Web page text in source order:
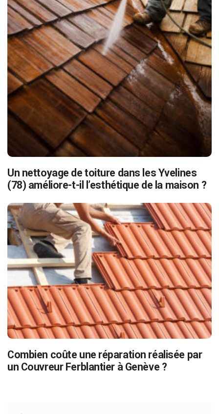
Un nettoyage de toiture dans les Yvelines
(78) améliore-t-il l’esthétique de la maison ?
Combien coûte une réparation réalisée par
un Couvreur Ferblantier à Genève ?